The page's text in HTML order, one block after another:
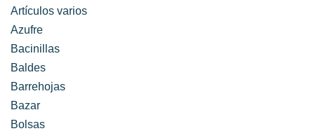
Artículos varios
Azufre
Bacinillas
Baldes
Barrehojas
Bazar
Bolsas